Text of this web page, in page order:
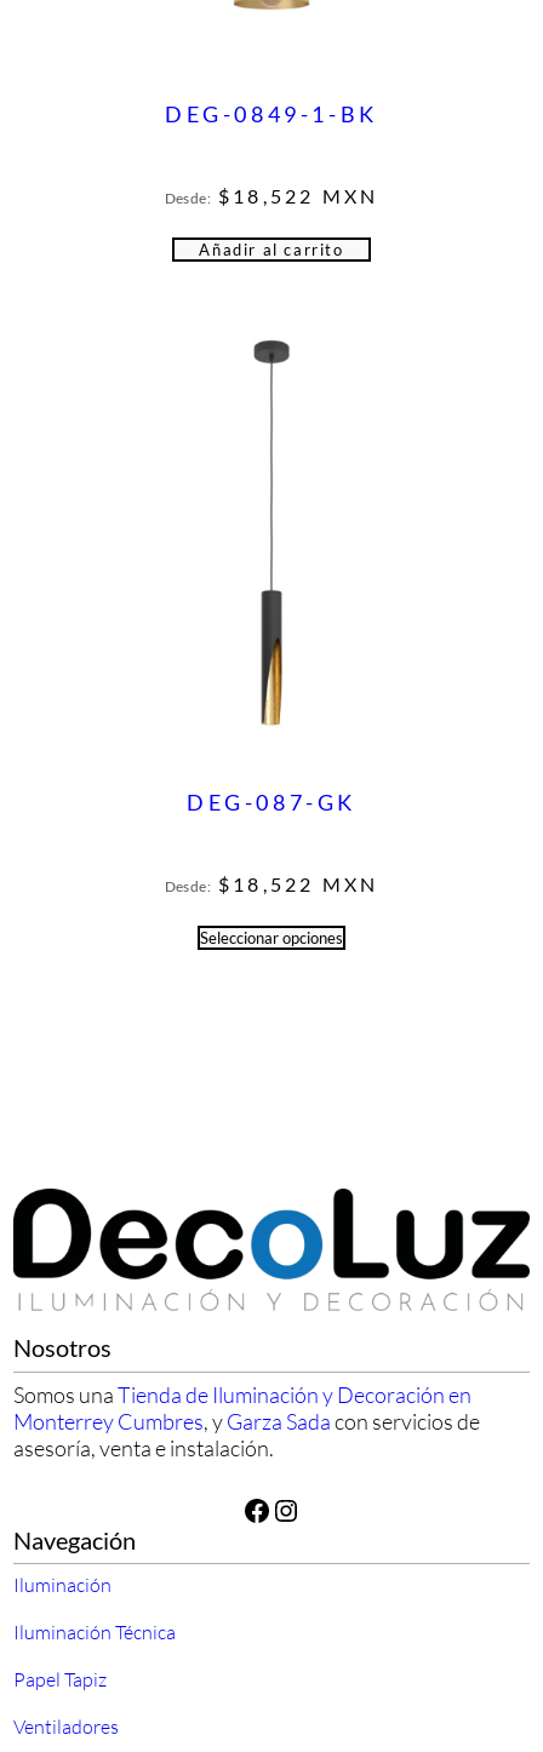
DEG-0849-1-BK
Desde: $ 18,522 MXN
Añadir al carrito
DEG-087-GK
Desde: $ 18,522 MXN
Seleccionar opciones
Nosotros
Somos unaTienda de Iluminación y Decoración en
Monterrey Cumbres, yGarza Sadacon servicios de
asesoría, venta e instalación.
Facebook Instagram
Navegación
Iluminación
Iluminación Técnica
Papel Tapiz
Ventiladores